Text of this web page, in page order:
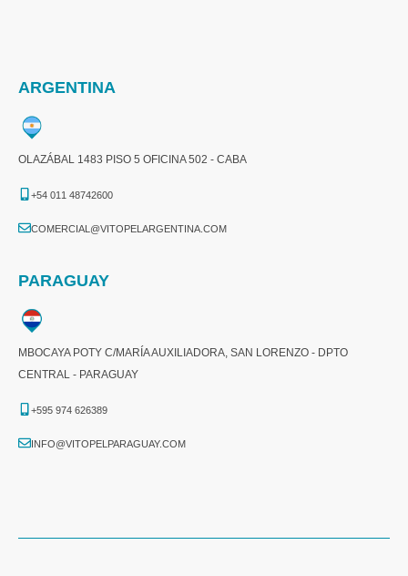
ARGENTINA
OLAZÁBAL 1483 PISO 5 OFICINA 502 - CABA
+54 011 48742600​
COMERCIAL@VITOPELARGENTINA.COM​
PARAGUAY
MBOCAYA POTY C/MARÍA AUXILIADORA, SAN LORENZO - DPTO
CENTRAL - PARAGUAY
+595 974 626389
INFO@VITOPELPARAGUAY.COM